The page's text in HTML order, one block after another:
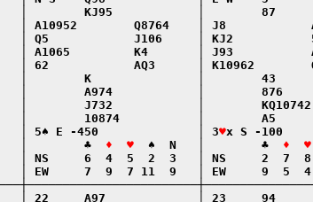
│        KJ95            │        87
│ A10952        Q8764    │ J8
│ Q5            J106     │ KJ2
│ A1065         K4       │ J93
│ 62            AQ3      │ K10962
│        K               │        43
│        A974            │        876
│        J732            │
│        10874           │        A5
│ 5♠ E -450              │ 3♥x S -100
│        ♣
♦  ♥
  ♠  N   │        ♣
♦  ♥
│ NS     6  4  5  2  3   │ NS     2  7
│ EW     7  9  7 11  9   │ EW     9  5
│ 22     A97             │ 23     94